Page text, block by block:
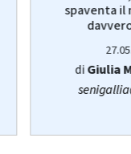
spaventa il
diGiulia